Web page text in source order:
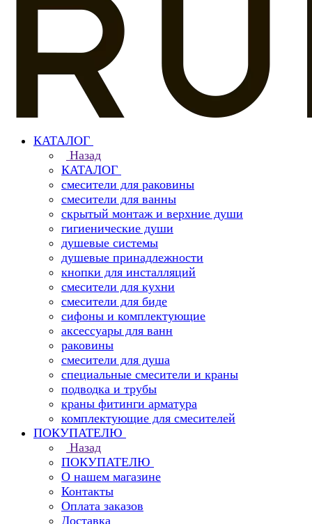
КАТАЛОГ
Назад
КАТАЛОГ
смесители для раковины
смесители для ванны
скрытый монтаж и верхние души
гигиенические души
душевые системы
душевые принадлежности
кнопки для инсталляций
смесители для кухни
смесители для биде
сифоны и комплектующие
аксессуары для ванн
раковины
смесители для душа
специальные смесители и краны
подводка и трубы
краны фитинги арматура
комплектующие для смесителей
ПОКУПАТЕЛЮ
Назад
ПОКУПАТЕЛЮ
О нашем магазине
Контакты
Оплата заказов
Доставка